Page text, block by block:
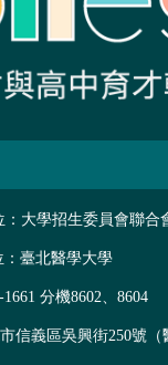
：大學招生委員會聯合
：臺北醫學大學
1661 分機8602、8604
信義區吳興街250號